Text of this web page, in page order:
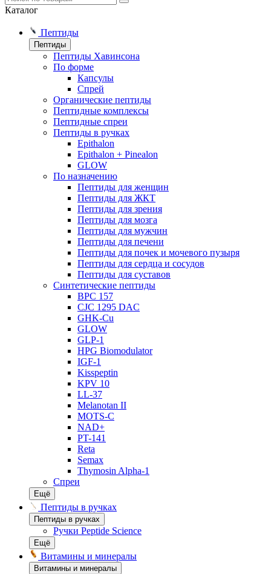
Каталог
Пептиды
Пептиды
Пептиды Хавинсона
По форме
Капсулы
Спрей
Органические пептиды
Пептидные комплексы
Пептидные спреи
Пептиды в ручках
Epithalon
Epithalon + Pinealon
GLOW
По назначению
Пептиды для женщин
Пептиды для ЖКТ
Пептиды для зрения
Пептиды для мозга
Пептиды для мужчин
Пептиды для печени
Пептиды для почек и мочевого пузыря
Пептиды для сердца и сосудов
Пептиды для суставов
Синтетические пептиды
BPC 157
CJC 1295 DAC
GHK-Cu
GLOW
GLP-1
HPG Biomodulator
IGF-1
Kisspeptin
KPV 10
LL-37
Melanotan II
MOTS-C
NAD+
PT-141
Reta
Semax
Thymosin Alpha-1
Спреи
Ещё
Пептиды в ручках
Пептиды в ручках
Ручки Peptide Science
Ещё
Витамины и минералы
Витамины и минералы